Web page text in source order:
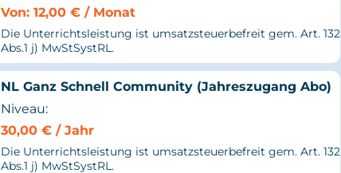
Von: 12,00 € / Monat
Die Unterrichtsleistung ist umsatzsteuerbefreit gem. Art. 132
Abs.1 j) MwStSystRL.
NL Ganz Schnell Community (Jahreszugang Abo)
Niveau:
30,00 € / Jahr
Die Unterrichtsleistung ist umsatzsteuerbefreit gem. Art. 132
Abs.1 j) MwStSystRL.